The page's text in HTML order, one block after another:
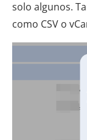
solo algunos.
como CSV o